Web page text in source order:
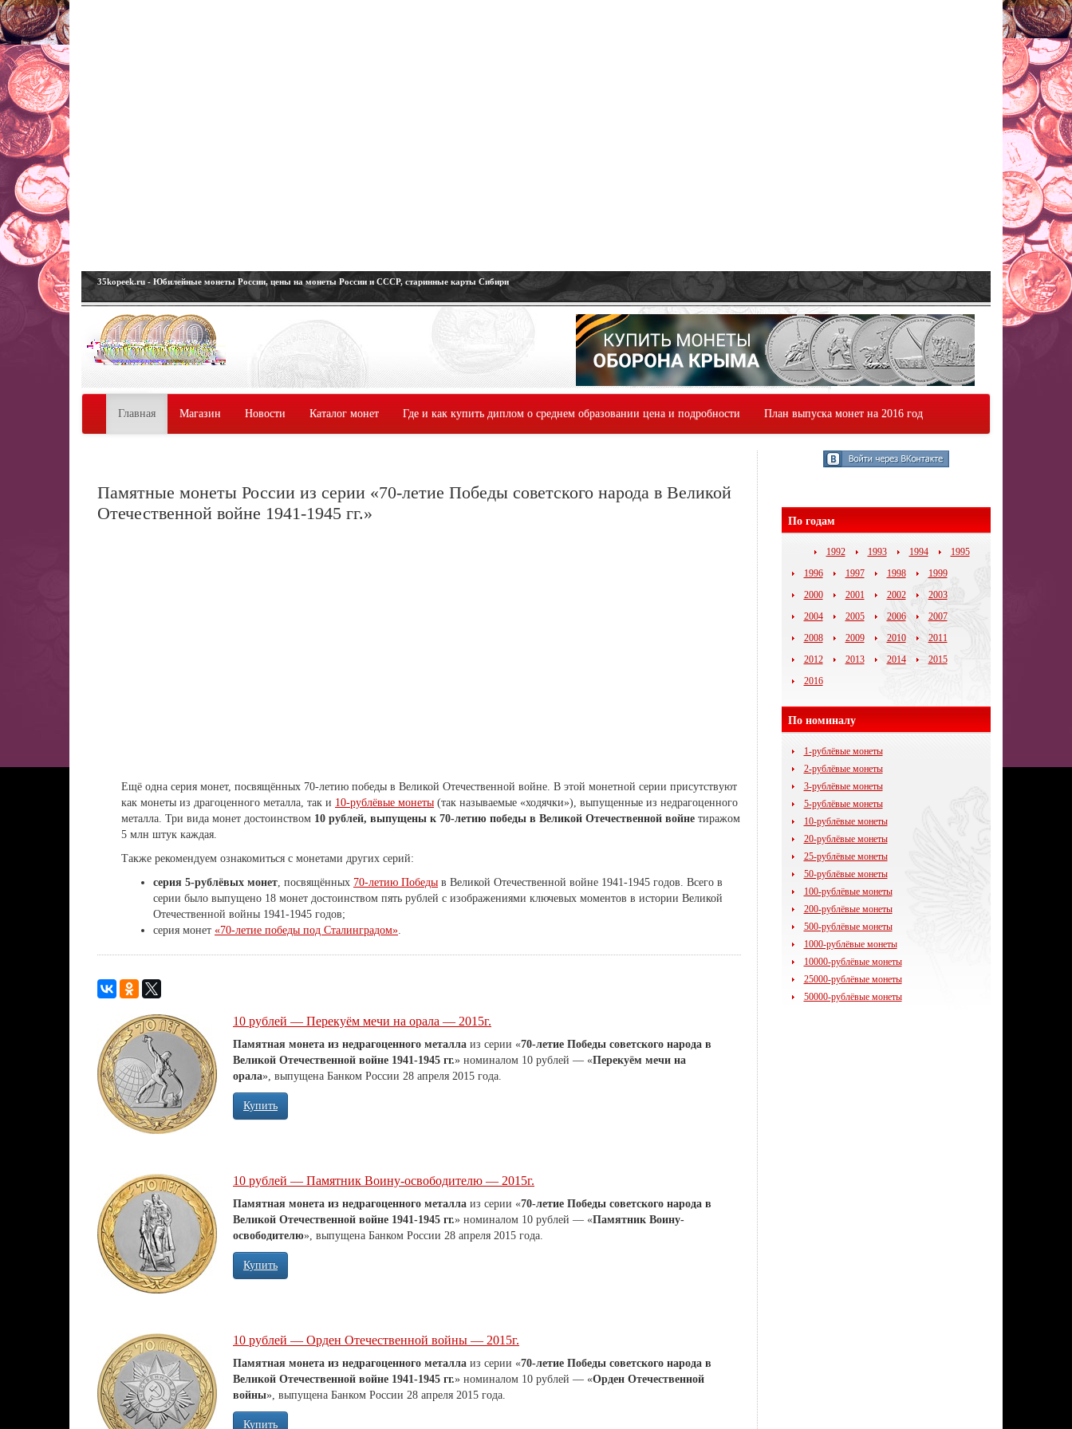
35kopeek.ru - Юбилейные монеты России, цены на монеты России и СССР, старинные карты Сибири
Главная Магазин Новости Каталог монет Где и как купить диплом о среднем образовании цена и подробности План выпуска монет на 2016 год
Памятные монеты России из серии «70-летие Победы советского народа в Великой
Отечественной войне 1941-1945 гг.»
Ещё одна серия монет, посвящённых 70-летию победы в Великой Отечественной войне. В этой монетной серии присутствуют
как монеты из драгоценного металла, так и 10-рублёвые монеты (так называемые «ходячки»), выпущенные из недрагоценного
металла. Три вида монет достоинством 10 рублей, выпущены к 70-летию победы в Великой Отечественной войне тиражом
5 млн штук каждая.
Также рекомендуем ознакомиться с монетами других серий:
серия 5-рублёвых монет, посвящённых 70-летию Победы в Великой Отечественной войне 1941-1945 годов. Всего в
серии было выпущено 18 монет достоинством пять рублей с изображениями ключевых моментов в истории Великой
Отечественной войны 1941-1945 годов;
серия монет «70-летие победы под Сталинградом».
10 рублей — Перекуём мечи на орала — 2015г.
Памятная монета из недрагоценного металла из серии «70-летие Победы советского народа в
Великой Отечественной войне 1941-1945 гг.» номиналом 10 рублей — «Перекуём мечи на
орала», выпущена Банком России 28 апреля 2015 года.
Купить
10 рублей — Памятник Воину-освободителю — 2015г.
Памятная монета из недрагоценного металла из серии «70-летие Победы советского народа в
Великой Отечественной войне 1941-1945 гг.» номиналом 10 рублей — «Памятник Воину-
освободителю», выпущена Банком России 28 апреля 2015 года.
Купить
10 рублей — Орден Отечественной войны — 2015г.
Памятная монета из недрагоценного металла из серии «70-летие Победы советского народа в
Великой Отечественной войне 1941-1945 гг.» номиналом 10 рублей — «Орден Отечественной
войны», выпущена Банком России 28 апреля 2015 года.
Купить
По годам
1992 1993 1994
1995
1996
1997 1998
1999
2000
2001 2002
2003
2004
2005 2006
2007
2008
2009 2010
2011
2012
2013 2014
2015
2016
По номиналу
1-рублёвые монеты
2-рублёвые монеты
3-рублёвые монеты
5-рублёвые монеты
10-рублёвые монеты
20-рублёвые монеты
25-рублёвые монеты
50-рублёвые монеты
100-рублёвые монеты
200-рублёвые монеты
500-рублёвые монеты
1000-рублёвые монеты
10000-рублёвые монеты
25000-рублёвые монеты
50000-рублёвые монеты